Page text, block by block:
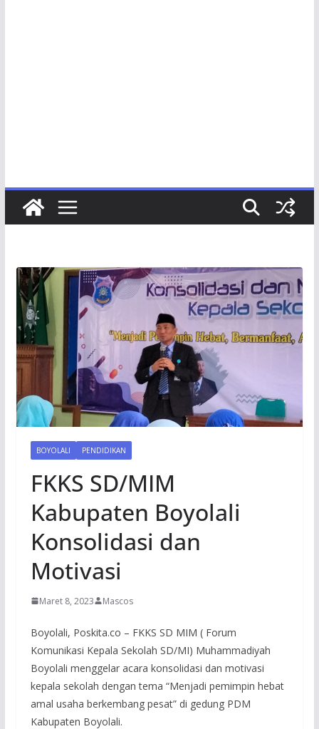
BOYOLALI PENDIDIKAN
FKKS SD/MIM
Kabupaten Boyolali
Konsolidasi dan
Motivasi
Maret 8, 2023 Mascos
Boyolali, Poskita.co – FKKS SD MIM ( Forum
Komunikasi Kepala Sekolah SD/MI) Muhammadiyah
Boyolali menggelar acara konsolidasi dan motivasi
kepala sekolah dengan tema “Menjadi pemimpin hebat
amal usaha berkembang pesat” di gedung PDM
Kabupaten Boyolali.